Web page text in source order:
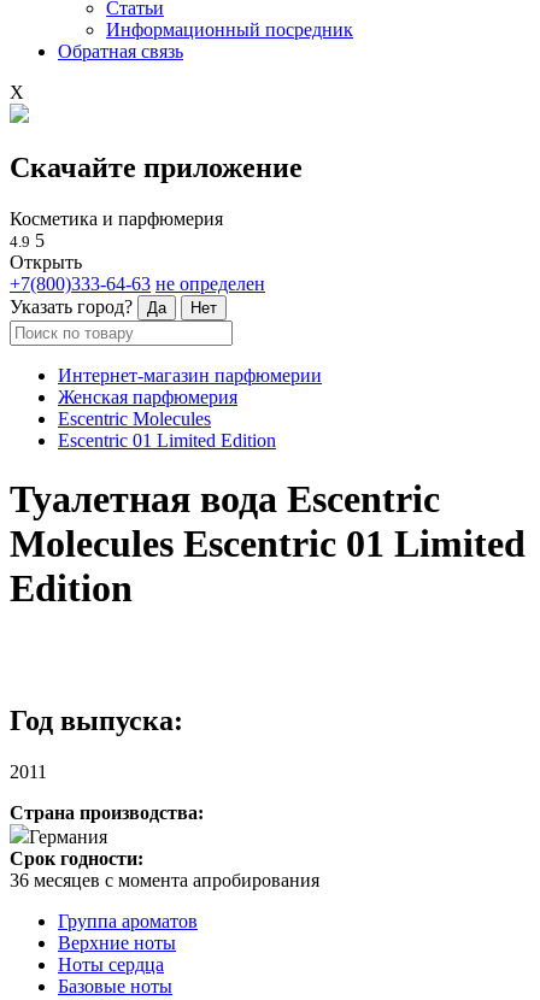
Статьи
Информационный посредник
Обратная связь
X
Скачайте приложение
Косметика и парфюмерия
4.9 5
Открыть
+7(800)333-64-63 не определен
Указать город?
Да Нет
Интернет-магазин парфюмерии
Женская парфюмерия
Escentric Molecules
Escentric 01 Limited Edition
Туалетная вода Escentric
Molecules Escentric 01 Limited
Edition
Год выпуска:
2011
Страна производства:
Германия
Срок годности:
36 месяцев с момента апробирования
Группа ароматов
Верхние ноты
Ноты сердца
Базовые ноты